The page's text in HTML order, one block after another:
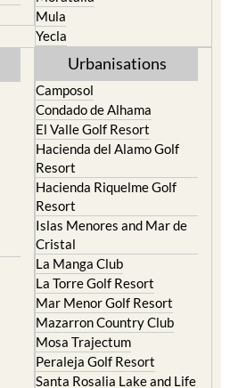
Mula
Yecla
Urbanisations
Camposol
Condado de Alhama
El Valle Golf Resort
Hacienda del Alamo Golf
Resort
Hacienda Riquelme Golf
Resort
Islas Menores and Mar de
Cristal
La Manga Club
La Torre Golf Resort
Mar Menor Golf Resort
Mazarron Country Club
Mosa Trajectum
Peraleja Golf Resort
Santa Rosalia Lake and Life